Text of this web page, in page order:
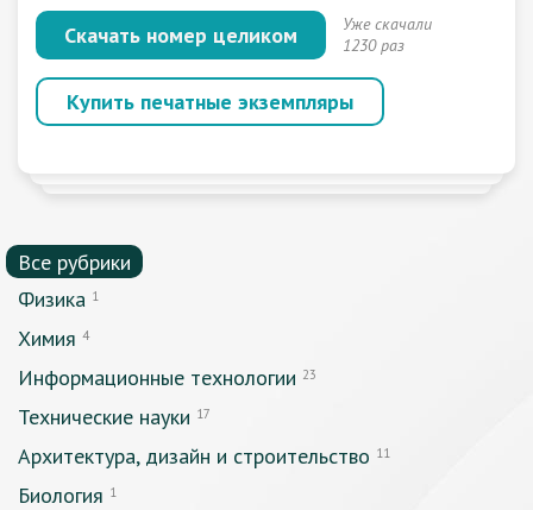
Скачать номер целиком
Уже скачали
1230 раз
Купить печатные экземпляры
Все рубрики
Физика 1
Химия 4
Информационные технологии 23
Технические науки 17
Архитектура, дизайн и строительство 11
Биология 1